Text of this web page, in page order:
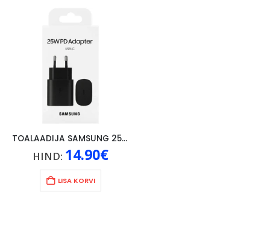
TOALAADIJA SAMSUNG 25W TYPE-C, MUST
HIND: 14.90€
LISA KORVI